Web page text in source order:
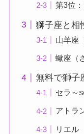
第3位
獅子座と相
山羊座
蠍座（
無料で獅子
セラ～
アトラ
リエル